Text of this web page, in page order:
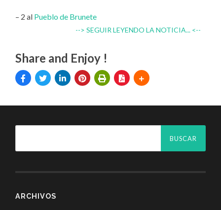
– 2 al Pueblo de Brunete
--> SEGUIR LEYENDO LA NOTICIA... <--
Share and Enjoy !
ARCHIVOS